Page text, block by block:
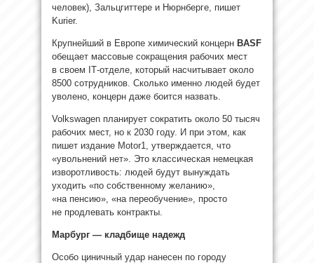
человек), Зальцгиттере и Нюрнберге, пишет
Kurier.
Крупнейший в Европе химический концерн BASF
обещает массовые сокращения рабочих мест
в своем IТ-отделе, который насчитывает около
8500 сотрудников. Сколько именно людей будет
уволено, концерн даже боится назвать.
Volkswagen планирует сократить около 50 тысяч
рабочих мест, но к 2030 году. И при этом, как
пишет издание Motor1, утверждается, что
«увольнений нет». Это классическая немецкая
изворотливость: людей будут вынуждать
уходить «по собственному желанию»,
«на пенсию», «на переобучение», просто
не продлевать контракты.
Марбург — кладбище надежд
Особо циничный удар нанесен по городу